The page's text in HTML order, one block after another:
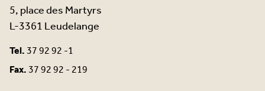
5, place des Martyrs
L-3361 Leudelange
Tel.37 92 92 -1
Fax.37 92 92 - 219